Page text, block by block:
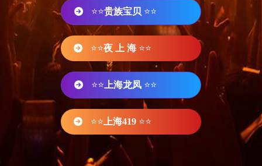
⭐⭐贵族宝贝 ⭐⭐
⭐⭐夜 上 海 ⭐⭐
⭐⭐ 上海龙凤 ⭐⭐
⭐⭐ 上海419 ⭐⭐